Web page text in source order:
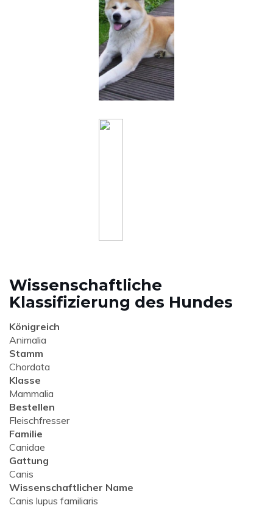
Wissenschaftliche
Klassifizierung des Hundes
Königreich
Animalia
Stamm
Chordata
Klasse
Mammalia
Bestellen
Fleischfresser
Familie
Canidae
Gattung
Canis
Wissenschaftlicher Name
Canis lupus familiaris